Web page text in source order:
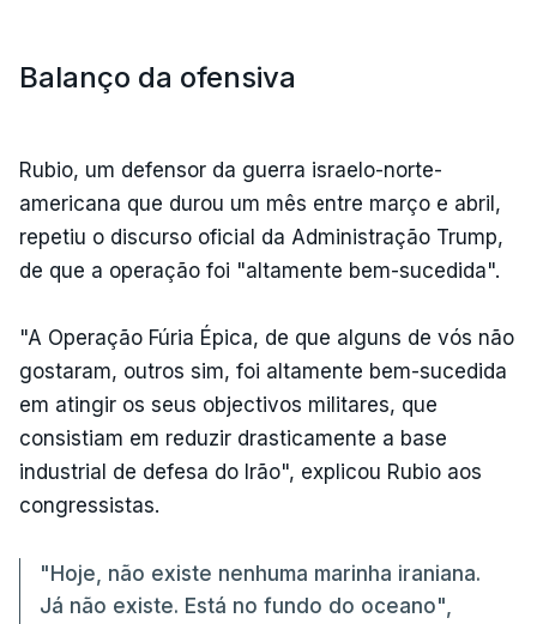
Balanço da ofensiva
Rubio, um defensor da guerra israelo-norte-
americana que durou um mês entre março e abril,
repetiu o discurso oficial da Administração Trump,
de que a operação foi "altamente bem-sucedida".
"A Operação Fúria Épica, de que alguns de vós não
gostaram, outros sim, foi altamente bem-sucedida
em atingir os seus objectivos militares, que
consistiam em reduzir drasticamente a base
industrial de defesa do Irão", explicou Rubio aos
congressistas.
"Hoje, não existe nenhuma marinha iraniana.
Já não existe. Está no fundo do oceano",